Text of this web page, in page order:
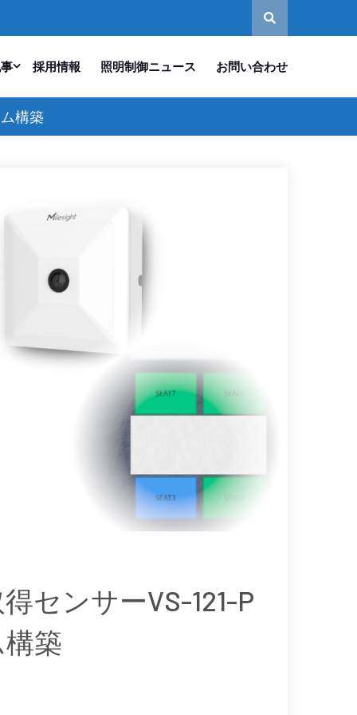
採用情報 照明制御ニュース お問い合わせ
構築
センサーVS-121-P
築